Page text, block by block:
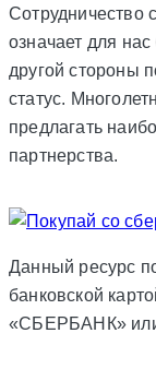
Сотрудничество
означает для
другой стороны
статус.
предлагать
партнерства.
Данный ресурс
банковской
«СБЕРБАНК» или